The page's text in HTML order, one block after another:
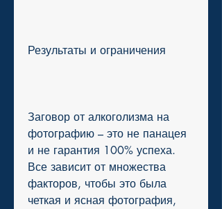
Результаты и ограничения
Заговор от алкоголизма на
фотографию – это не панацея
и не гарантия 100% успеха.
Все зависит от множества
факторов, чтобы это была
четкая и ясная фотография,